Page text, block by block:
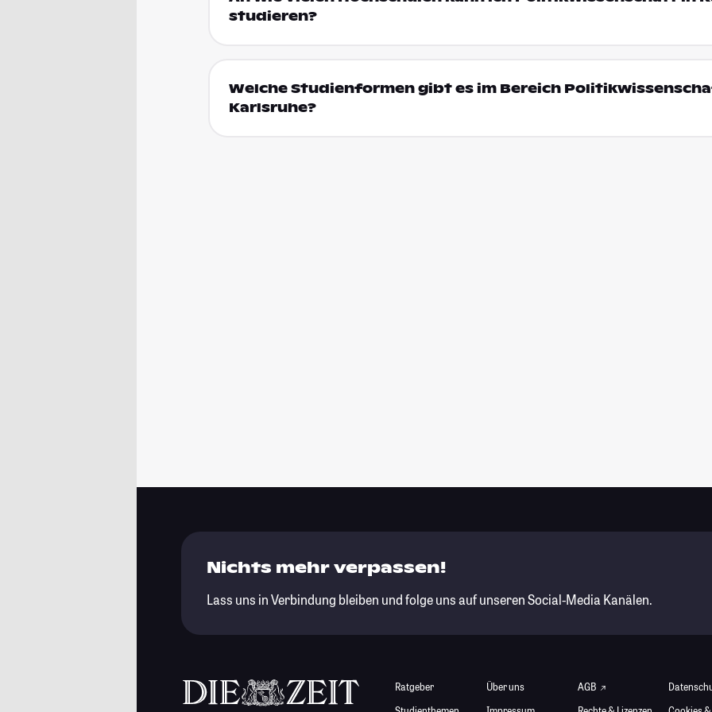
studieren?
Welche Studienformen gibt es im Bereich
Karlsruhe?
Nichts mehr verpassen!
Lass uns in Verbindung bleiben und folge uns auf unseren Social-Media Kanälen.
Ratgeber
Über uns
AGB